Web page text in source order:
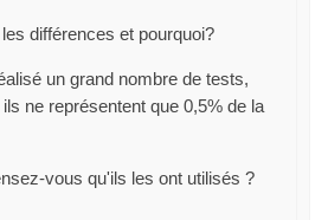
différences et pourquoi?
un grand nombre de tests,
ne représentent que 0,5% de la
vous qu'ils les ont utilisés ?